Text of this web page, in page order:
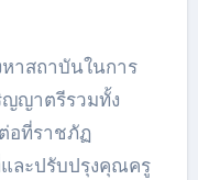
าสถาบันในการ
ญาตรีรวมทั้ง
อที่ราชภัฏ
ละปรับปรุงคุณครู